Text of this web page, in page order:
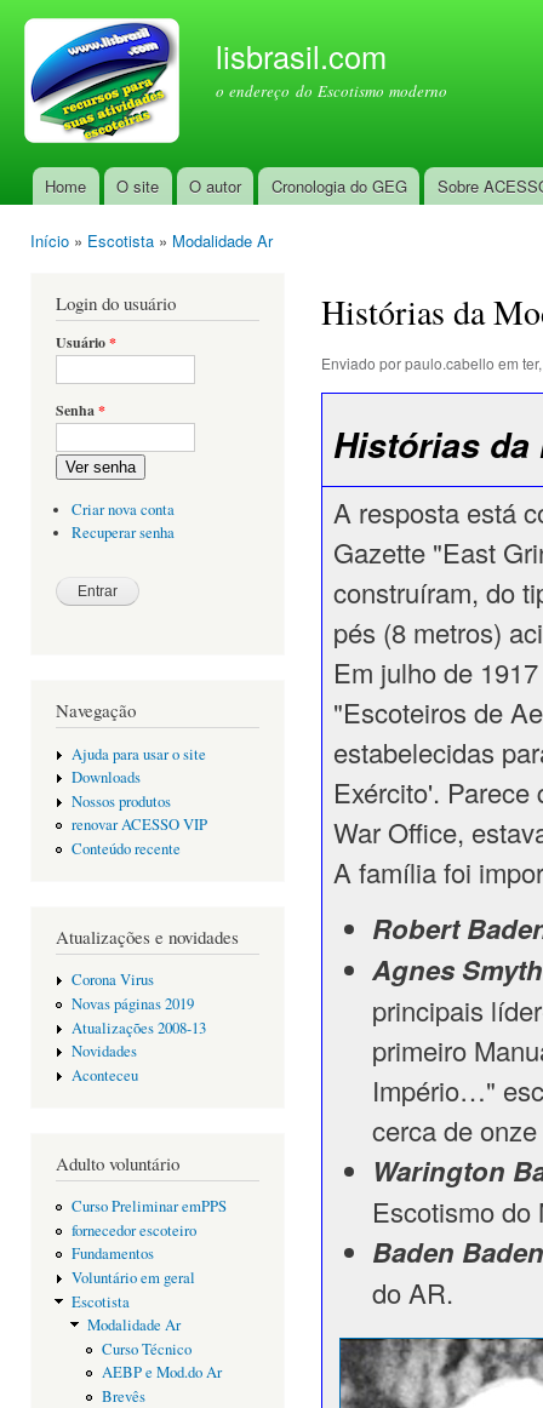
lisbrasil.com
o endereço do Escotismo moderno
Menu principal
Home O site O autor Cronologia do GEG Sobre
Início » Escotista » Modalidade Ar
Login do usuário
Usuário*
Senha*
Ver senha
Criar nova conta
Recuperar senha
Navegação
Ajuda para usar o site
Downloads
Nossos produtos
renovar ACESSO VIP
Conteúdo recente
Atualizações e novidades
Corona Virus
Novas páginas 2019
Atualizações 2008-13
Novidades
Aconteceu
Adulto voluntário
Curso Preliminar emPPS
fornecedor escoteiro
Fundamentos
Voluntário em geral
Escotista
Modalidade Ar
Curso Técnico
AEBP e Mod.do Ar
Brevês
Histórias da
Enviado porpaulo.cabello em
Histórias da
A resposta está
Gazette "East
construíram, do
pés (8 metros)
Em julho de
"Escoteiros de
estabelecidas
Exército'.
War Office,
A família foi
Robert
Agnes
principais
primeiro
Império…"
cerca de
Warington
Escotismo do
Baden
do AR.